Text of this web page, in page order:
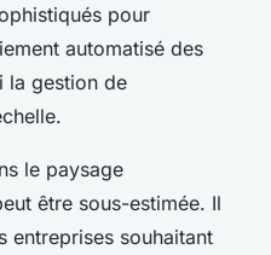
pour
automatisé des
la gestion de
le paysage
être sous-estimée. Il
entreprises souhaitant